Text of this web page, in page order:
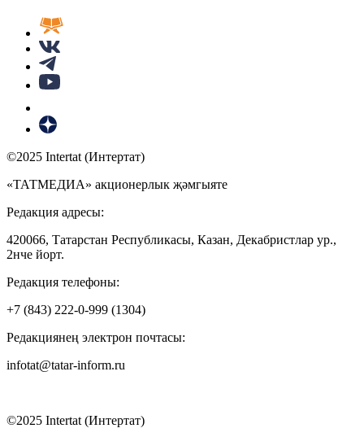
©2025 Intertat (Интертат)
«ТАТМЕДИА» акционерлык җәмгыяте
Редакция адресы:
420066, Татарстан Республикасы, Казан, Декабристлар ур.,
2нче йорт.
Редакция телефоны:
+7 (843) 222-0-999 (1304)
Редакциянең электрон почтасы:
infotat@tatar-inform.ru
©2025 Intertat (Интертат)